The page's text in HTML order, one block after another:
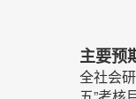
主要预
全社会